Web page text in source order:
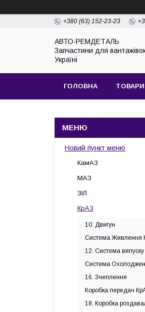
+380 (63) 152-23-23
АВТО-РЕМДЕТАЛЬ
Запчастини для
Україні
ГОЛОВНА
Новий пункт меню
КамАЗ
МАЗ
ЗІЛ
КрАЗ
10. Двигун
Система Живлення
12. Система випуску
Система
16. Зчеплення
Коробка передач
18. Коробка